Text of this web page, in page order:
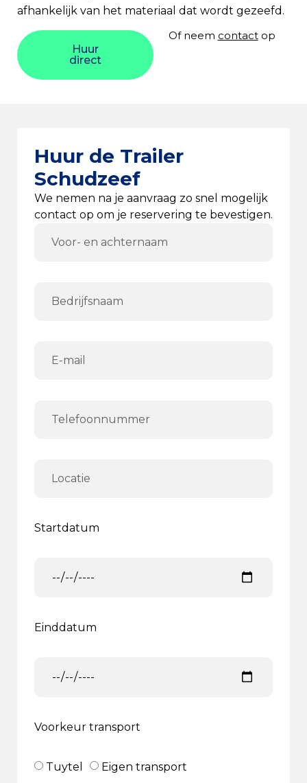
afhankelijk van het materiaal dat wordt gezeefd.
Huur
direct
Of neem contactop
Huur de Trailer
Schudzeef
We nemen na je aanvraag zo snel mogelijk
contact op om je reservering te bevestigen.
Startdatum
Einddatum
Voorkeur transport
Tuytel Eigen transport